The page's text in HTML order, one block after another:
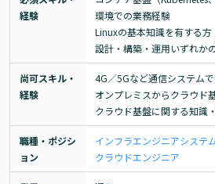
経験
環境での業務経験
Linuxの基本知識を有する方
設計・構築・運用いずれか
尚可スキル・
経験
4G／5Gなど通信システム
オンプレミスからクラウド
クラウド基盤に関する知識
職種・ポジシ
ョン
インフラエンジニアシステ
クラウドエンジニア